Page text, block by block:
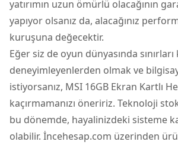
yatırımın uzun ömürlü olacağının
yapıyor olsanız da, alacağınız
kuruşuna değecektir.
Eğer siz de oyun dünyasında
deneyimleyenlerden olmak ve
istiyorsanız, MSI 16GB Ekran Kartlı
kaçırmamanızı öneririz. Teknoloji
bu dönemde, hayalinizdeki sisteme
olabilir. İncehesap.com üzerinden